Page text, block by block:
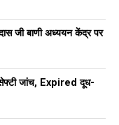
जी बाणी अध्ययन केंद्र पर
जांच, Expired दूध-